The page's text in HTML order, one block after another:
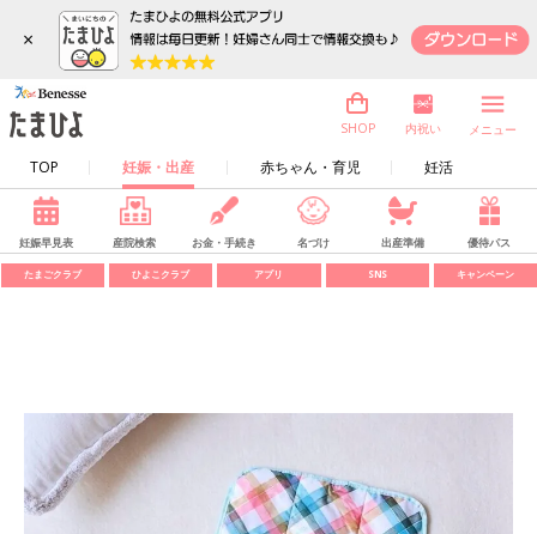
×
TOP 妊娠・出産 赤ちゃん・育児 妊活
SHOP 内祝い メニュー
妊娠早見表 産院検索 お金・手続き 名づけ 出産準備 優待パス
たまごクラブ ひよこクラブ アプリ SNS キャンペーン